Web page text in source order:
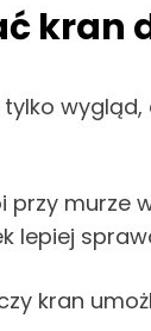
kran
przy
lepiej
kran